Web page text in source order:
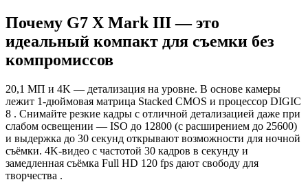
Почему G7 X Mark III — это
идеальный компакт для съемки без
компромиссов
20,1 МП и 4K — детализация на уровне. В основе камеры
лежит 1-дюймовая матрица Stacked CMOS и процессор DIGIC
8 . Снимайте резкие кадры с отличной детализацией даже при
слабом освещении — ISO до 12800 (с расширением до 25600)
и выдержка до 30 секунд открывают возможности для ночной
съёмки. 4K-видео с частотой 30 кадров в секунду и
замедленная съёмка Full HD 120 fps дают свободу для
творчества .